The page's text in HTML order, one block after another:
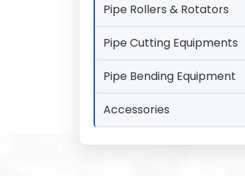
Pipe Rollers & Rotators
Pipe Cutting Equipments
Pipe Bending Equipment
Accessories